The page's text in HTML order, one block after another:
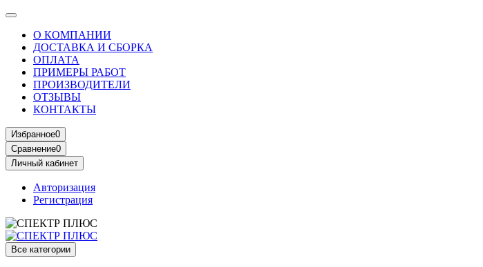
О КОМПАНИИ
ДОСТАВКА И СБОРКА
ОПЛАТА
ПРИМЕРЫ РАБОТ
ПРОИЗВОДИТЕЛИ
ОТЗЫВЫ
КОНТАКТЫ
Избранное0
Сравнение0
Личный кабинет
Авторизация
Регистрация
Все категории